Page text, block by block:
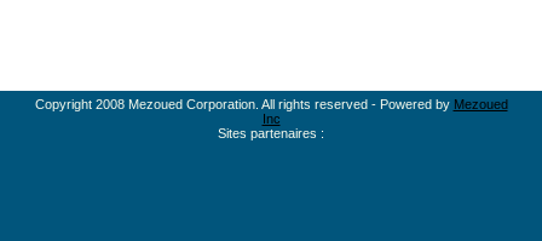
Copyright 2008 Mezoued Corporation. All rights reserved - Powered by Mezoued
Inc
Sites partenaires :